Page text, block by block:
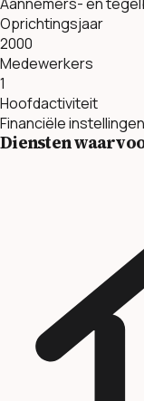
Oprichtingsjaar
2000
Medewerkers
1
Hoofdactiviteit
Financiële instellingen
Diensten